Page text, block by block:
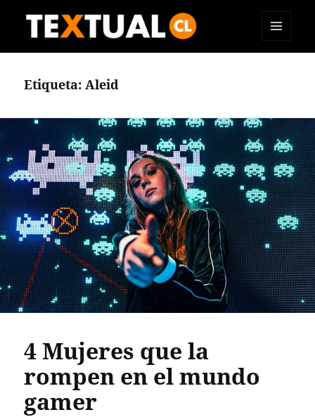
Etiqueta:Aleid
4 Mujeres que la
rompen en el mundo
gamer